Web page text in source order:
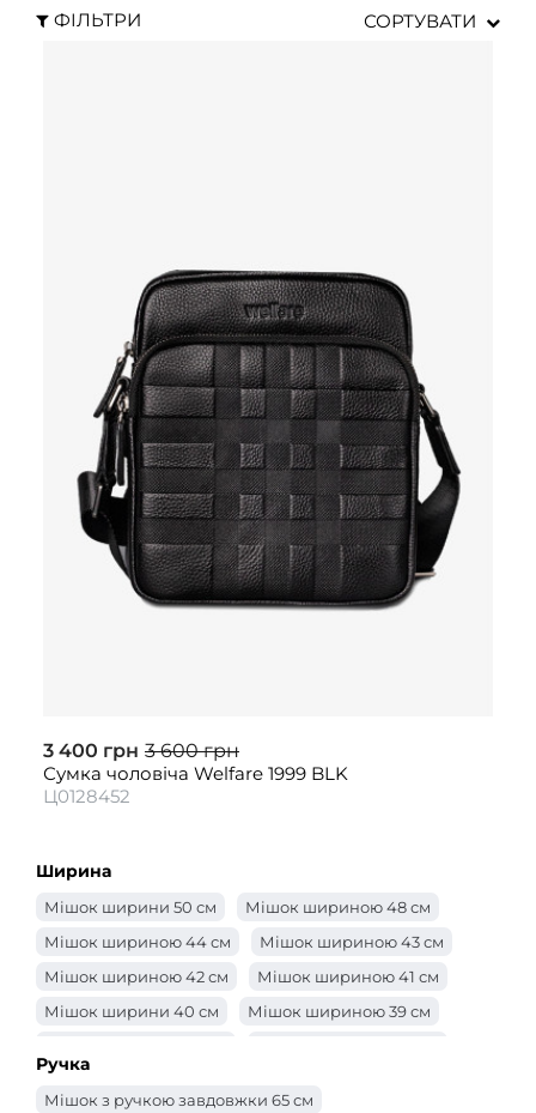
ФІЛЬТРИ СОРТУВАТИ
3 400 грн 3 600 грн
Сумка чоловіча Welfare 1999 BLK
Ц0128452
Ширина
Мішок ширини 50 см
Мішок шириною 48 см
Мішок шириною 44 см
Мішок шириною 43 см
Мішок шириною 42 см
Мішок шириною 41 см
Мішок ширини 40 см
Мішок шириною 39 см
Ручка
Мішок з ручкою завдовжки 65 см